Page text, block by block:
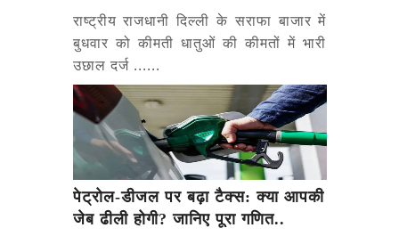
राष्ट्रीय राजधानी दिल्ली के सराफा बाजार में
बुधवार को कीमती धातुओं की कीमतों में भारी
उछाल दर्ज ......
पेट्रोल-डीजल पर बढ़ा टैक्स: क्या आपकी
जेब ढीली होगी? जानिए पूरा गणित..